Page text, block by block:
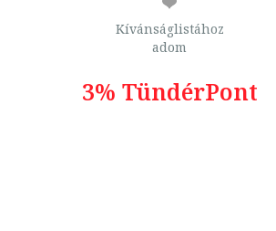
Kívánságlistához
adom
3% TündérPont